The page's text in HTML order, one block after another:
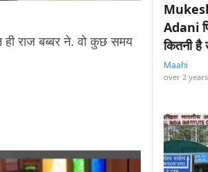
ही राज बब्बर ने. वो कुछ समय
Adani
कितनी है
Maahi
over 2